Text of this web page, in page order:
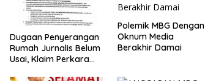
Dugaan Penyerangan
Rumah Jurnalis Belum
Usai, Klaim Perkara
Polemik MBG Dengan
Oknum Media
Berakhir Damai